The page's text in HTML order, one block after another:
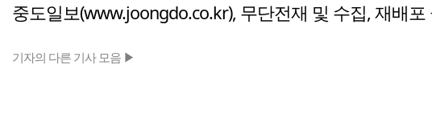
중도일보(www.joongdo.co.kr), 무단전재 및 수집, 재배포
기자의 다른 기사 모음 ▶